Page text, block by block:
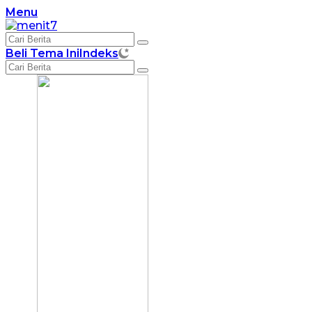
Langsung
ke
konten
Menu
Beli Tema IniIndeks